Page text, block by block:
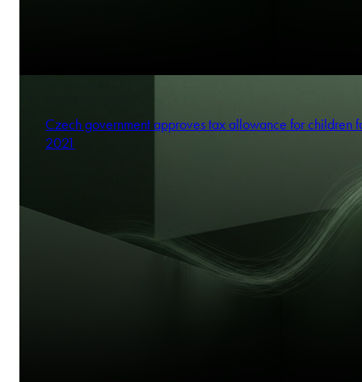
Czech government approves tax allowance for children
2021